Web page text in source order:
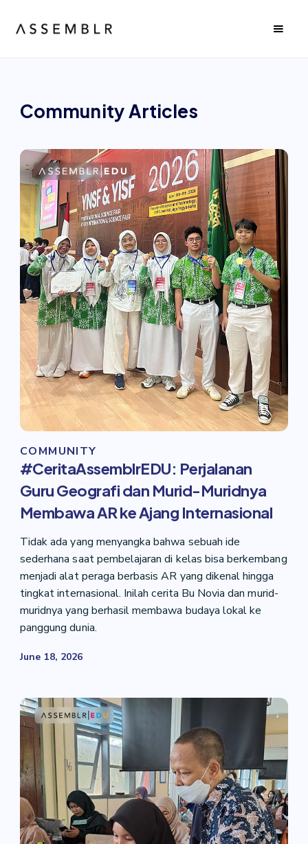
CommunityArticles
COMMUNITY
#CeritaAssemblrEDU: Perjalanan
Guru Geografi dan Murid-Muridnya
Membawa AR ke Ajang Internasional
Tidak ada yang menyangka bahwa sebuah ide
sederhana saat pembelajaran di kelas bisa berkembang
menjadi alat peraga berbasis AR yang dikenal hingga
tingkat internasional. Inilah cerita Bu Novia dan murid-
muridnya yang berhasil membawa budaya lokal ke
panggung dunia.
June 18, 2026